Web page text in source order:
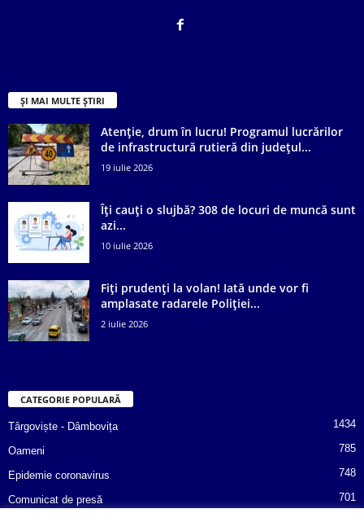
ȘI MAI MULTE ȘTIRI
Atenție, drum în lucru! Programul lucrărilor
de infrastructură rutieră din județul...
19 iulie 2026
Îți cauți o slujbă? 308 de locuri de muncă sunt
azi...
10 iulie 2026
Fiți prudenți la volan! Iată unde vor fi
amplasate radarele Poliției...
2 iulie 2026
CATEGORIE POPULARĂ
Târgoviște - Dâmbovița 1434
Oameni 785
Epidemie coronavirus 748
Comunicat de presă 701